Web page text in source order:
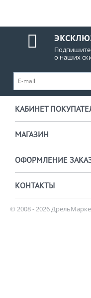
о наших
КАБИНЕТ
МАГАЗИН
ОФОРМЛЕНИЕ
КОНТАКТЫ
© 2008 - 2026